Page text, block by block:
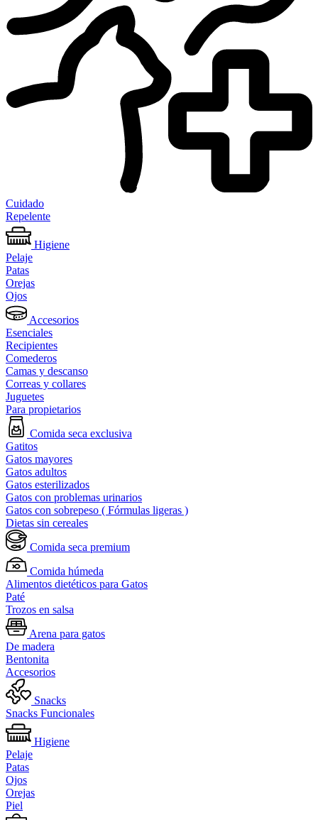
Cuidado
Repelente
Higiene
Pelaje
Patas
Orejas
Ojos
Accesorios
Esenciales
Recipientes
Comederos
Camas y descanso
Correas y collares
Juguetes
Para propietarios
Comida seca exclusiva
Gatitos
Gatos mayores
Gatos adultos
Gatos esterilizados
Gatos con problemas urinarios
Gatos con sobrepeso ( Fórmulas ligeras )
Dietas sin cereales
Comida seca premium
Comida húmeda
Alimentos dietéticos para Gatos
Paté
Trozos en salsa
Arena para gatos
De madera
Bentonita
Accesorios
Snacks
Snacks Funcionales
Higiene
Pelaje
Patas
Ojos
Orejas
Piel